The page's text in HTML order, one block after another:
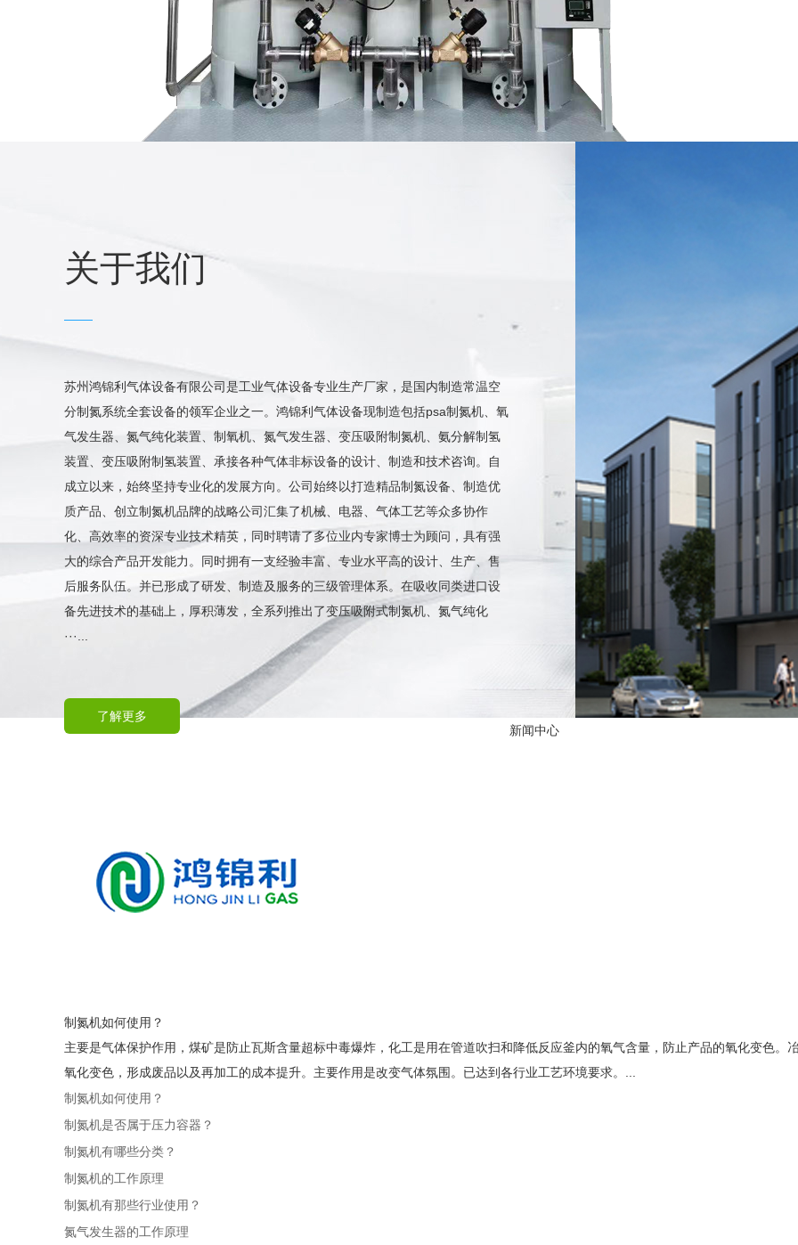
芜湖某汽车芯片厂与鸿锦利的高要求要指标制···
关于我们
苏州鸿锦利气体设备有限公司是工业气体设备专业生产厂家，是国内制造常温空
分制氮系统全套设备的领军企业之一。鸿锦利气体设备现制造包括psa制氮机、氧
气发生器、氮气纯化装置、制氧机、氮气发生器、变压吸附制氮机、氨分解制氢
装置、变压吸附制氢装置、承接各种气体非标设备的设计、制造和技术咨询。自
成立以来，始终坚持专业化的发展方向。公司始终以打造精品制氮设备、制造优
质产品、创立制氮机品牌的战略公司汇集了机械、电器、气体工艺等众多协作
化、高效率的资深专业技术精英，同时聘请了多位业内专家博士为顾问，具有强
大的综合产品开发能力。同时拥有一支经验丰富、专业水平高的设计、生产、售
后服务队伍。并已形成了研发、制造及服务的三级管理体系。在吸收同类进口设
备先进技术的基础上，厚积薄发，全系列推出了变压吸附式制氮机、氮气纯化
···...
了解更多
新闻中心
制氮机如何使用？
主要是气体保护作用，煤矿是防止瓦斯含量超标中毒爆炸，化工是用在管道吹扫和降低反应釜内的氧气含量，防止产品的氧化变色。
氧化变色，形成废品以及再加工的成本提升。主要作用是改变气体氛围。已达到各行业工艺环境要求。...
制氮机如何使用？
制氮机是否属于压力容器？
制氮机有哪些分类？
制氮机的工作原理
制氮机有那些行业使用？
氮气发生器的工作原理